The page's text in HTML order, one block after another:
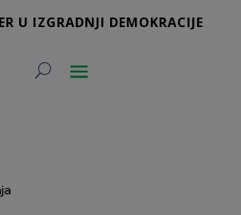
U IZGRADNJI DEMOKRACIJE